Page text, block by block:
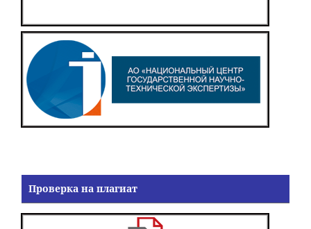
Проверка на плагиат